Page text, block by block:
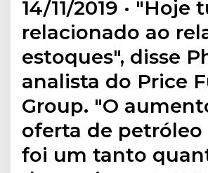
14/11/2019 · "Hoje
relacionado ao
estoques", disse
analista do Price
Group. "O
oferta de
foi um tanto